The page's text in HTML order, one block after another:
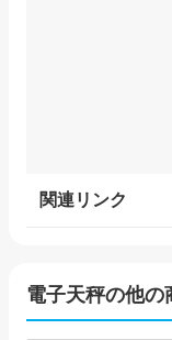
関連リンク
電子天秤の他の